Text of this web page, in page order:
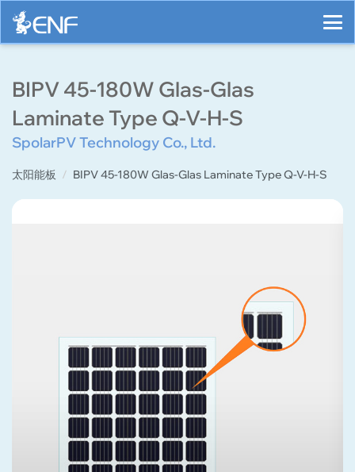
BIPV 45-180W Glas-Glas
Laminate Type Q-V-H-S
SpolarPV Technology Co., Ltd.
太阳能板 BIPV 45-180W Glas-Glas Laminate Type Q-V-H-S